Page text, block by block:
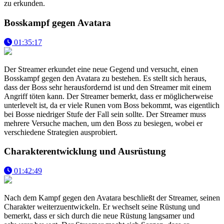
zu erkunden.
Bosskampf gegen Avatara
01:35:17
Der Streamer erkundet eine neue Gegend und versucht, einen
Bosskampf gegen den Avatara zu bestehen. Es stellt sich heraus,
dass der Boss sehr herausfordernd ist und den Streamer mit einem
Angriff töten kann. Der Streamer bemerkt, dass er möglicherweise
unterlevelt ist, da er viele Runen vom Boss bekommt, was eigentlich
bei Bosse niedriger Stufe der Fall sein sollte. Der Streamer muss
mehrere Versuche machen, um den Boss zu besiegen, wobei er
verschiedene Strategien ausprobiert.
Charakterentwicklung und Ausrüstung
01:42:49
Nach dem Kampf gegen den Avatara beschließt der Streamer, seinen
Charakter weiterzuentwickeln. Er wechselt seine Rüstung und
bemerkt, dass er sich durch die neue Rüstung langsamer und